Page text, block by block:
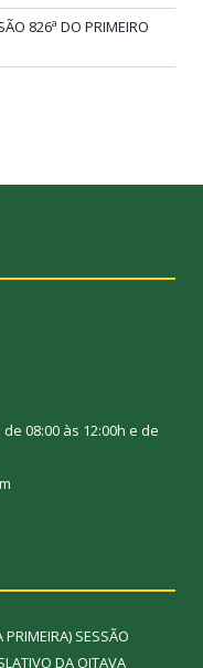
826ª DO PRIMEIRO
08:00 às 12:00h e de
SESSÃO
DA OITAVA